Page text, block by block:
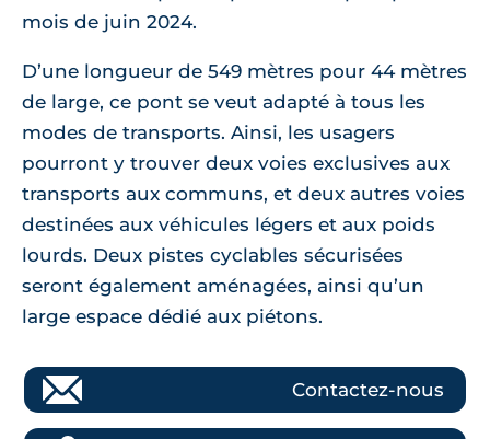
mois de juin 2024.
D’une longueur de 549 mètres pour 44 mètres
de large, ce pont se veut adapté à tous les
modes de transports. Ainsi, les usagers
pourront y trouver deux voies exclusives aux
transports aux communs, et deux autres voies
destinées aux véhicules légers et aux poids
lourds. Deux pistes cyclables sécurisées
seront également aménagées, ainsi qu’un
large espace dédié aux piétons.
Contactez-nous